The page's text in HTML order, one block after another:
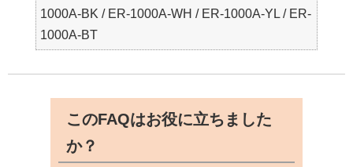
1000A-BK / ER-1000A-WH / ER-1000A-YL / ER-
1000A-BT
このFAQはお役に立ちました
か？